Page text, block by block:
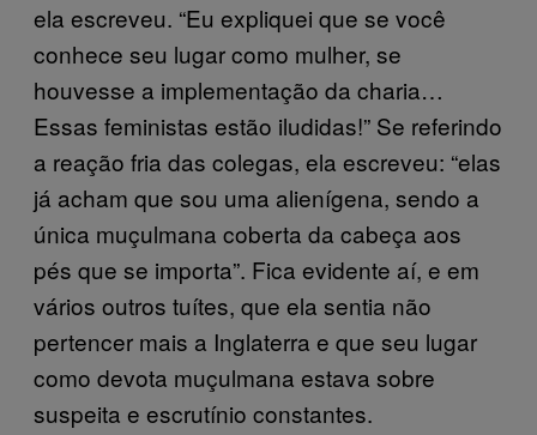
ela escreveu. “Eu expliquei que se você
conhece seu lugar como mulher, se
houvesse a implementação da charia…
Essas feministas estão iludidas!” Se referindo
a reação fria das colegas, ela escreveu: “elas
já acham que sou uma alienígena, sendo a
única muçulmana coberta da cabeça aos
pés que se importa”. Fica evidente aí, e em
vários outros tuítes, que ela sentia não
pertencer mais a Inglaterra e que seu lugar
como devota muçulmana estava sobre
suspeita e escrutínio constantes.